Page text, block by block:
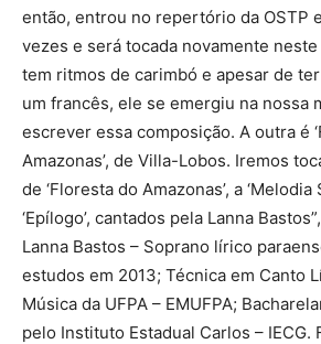
então, entrou no repertório da OSTP
vezes e será tocada novamente
tem ritmos de carimbó e apesar de
um francês, ele se emergiu na nossa
escrever essa composição. A outra é
Amazonas’, de Villa-Lobos. Iremos
de ‘Floresta do Amazonas’, a ‘Melodia
‘Epílogo’, cantados pela Lanna
Lanna Bastos – Soprano lírico
estudos em 2013; Técnica em Canto
Música da UFPA – EMUFPA;
pelo Instituto Estadual Carlos – IECG.